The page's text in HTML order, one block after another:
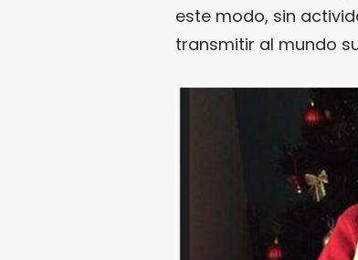
este modo, sin
transmitir al mundo